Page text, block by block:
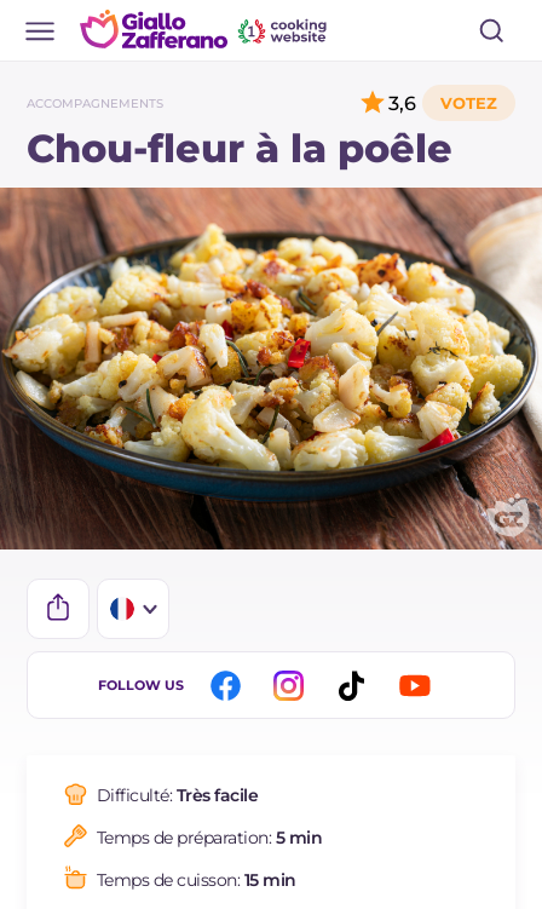
ACCOMPAGNEMENTS
Chou-fleur à la poêle
3,6
IT
ES
BR
NL
FOLLOW US
Difficulté:Très facile
Temps de préparation:5 min
Temps de cuisson:15 min